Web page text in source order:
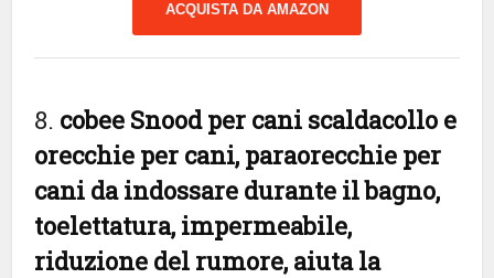
ACQUISTA DA AMAZON
8. cobee Snood per cani scaldacollo e
orecchie per cani, paraorecchie per
cani da indossare durante il bagno,
toelettatura, impermeabile,
riduzione del rumore, aiuta la